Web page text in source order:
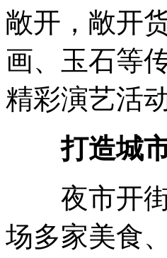
敞开，敞开
画、玉石等
精彩演艺活
打造城市”
夜市开街
场多家美食